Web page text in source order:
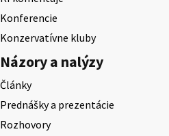
Konferencie
Konzervatívne kluby
Názory a nalýzy
Články
Prednášky a prezentácie
Rozhovory